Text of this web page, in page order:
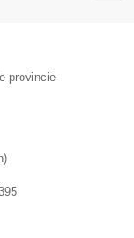
provincie
)